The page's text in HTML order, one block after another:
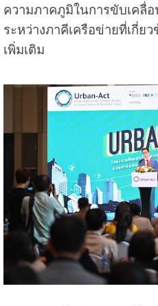
ความภาคภูมิในการขับเคลื่อ
ระหว่างภาคีเครือข่ายที่เกี่ย
เพิ่มเติม